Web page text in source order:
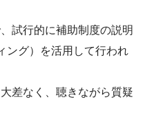
試行的に補助制度の説明
ング）を活用して行われ
差なく、聴きながら質疑